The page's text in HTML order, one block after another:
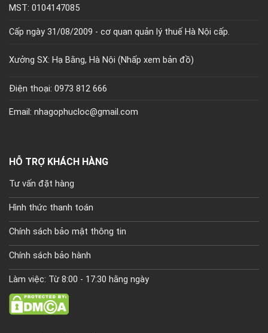
MST: 0104147085
Cấp ngày 31/08/2009 - cơ quan quản lý thuế Hà Nội cấp.
Xưởng SX: Hạ Bằng, Hà Nội (Nhấp xem bản đồ)
Điện thoại: 0973 812 666
Email: nhagophucloc@gmail.com
HỖ TRỢ KHÁCH HÀNG
Tư vấn đặt hàng
Hình thức thanh toán
Chính sách bảo mật thông tin
Chính sách bảo hành
Làm việc: Từ 8:00 - 17:30 hằng ngày